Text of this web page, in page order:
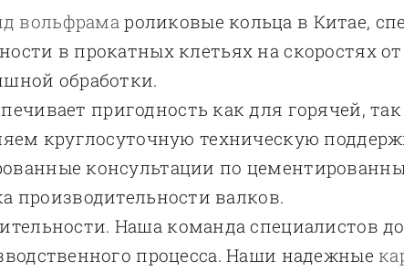
вольфрама роликовые кольца в Китае,
в прокатных клетьях на скоростях от
обработки.
пригодность как для горячей,
круглосуточную техническую
консультации по
производительности валков.
Наша команда специалистов
процесса. Наши надежные